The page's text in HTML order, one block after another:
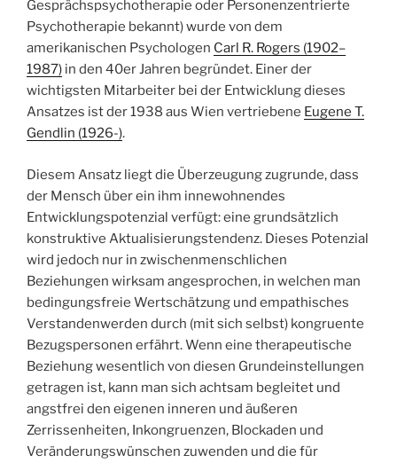
Gesprächspsychotherapie oder Personenzentrierte
Psychotherapie bekannt) wurde von dem
amerikanischen Psychologen Carl R. Rogers (1902–
1987) in den 40er Jahren begründet. Einer der
wichtigsten Mitarbeiter bei der Entwicklung dieses
Ansatzes ist der 1938 aus Wien vertriebene Eugene T.
Gendlin (1926-).
Diesem Ansatz liegt die Überzeugung zugrunde, dass
der Mensch über ein ihm innewohnendes
Entwicklungspotenzial verfügt: eine grundsätzlich
konstruktive Aktualisierungstendenz. Dieses Potenzial
wird jedoch nur in zwischenmenschlichen
Beziehungen wirksam angesprochen, in welchen man
bedingungsfreie Wertschätzung und empathisches
Verstandenwerden durch (mit sich selbst) kongruente
Bezugspersonen erfährt. Wenn eine therapeutische
Beziehung wesentlich von diesen Grundeinstellungen
getragen ist, kann man sich achtsam begleitet und
angstfrei den eigenen inneren und äußeren
Zerrissenheiten, Inkongruenzen, Blockaden und
Veränderungswünschen zuwenden und die für